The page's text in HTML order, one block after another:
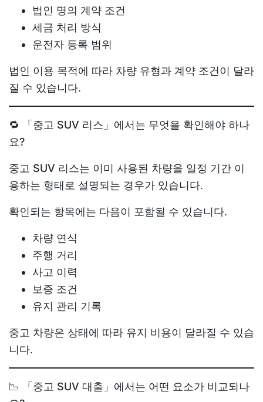
법인 명의 계약 조건
세금 처리 방식
운전자 등록 범위
법인 이용 목적에 따라 차량 유형과 계약 조건이 달라
질 수 있습니다.
🔁 「중고 SUV 리스」에서는 무엇을 확인해야 하나
요?
중고 SUV 리스는 이미 사용된 차량을 일정 기간 이
용하는 형태로 설명되는 경우가 있습니다.
확인되는 항목에는 다음이 포함될 수 있습니다.
차량 연식
주행 거리
사고 이력
보증 조건
유지 관리 기록
중고 차량은 상태에 따라 유지 비용이 달라질 수 있습
니다.
📉 「중고 SUV 대출」에서는 어떤 요소가 비교되나